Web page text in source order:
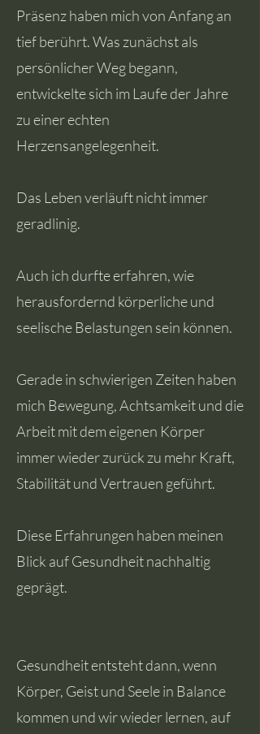
Präsenz haben mich von Anfang an
tief berührt. Was zunächst als
persönlicher Weg begann,
entwickelte sich im Laufe der Jahre
zu einer echten
Herzensangelegenheit.
Das Leben verläuft nicht immer
geradlinig.
Auch ich durfte erfahren, wie
herausfordernd körperliche und
seelische Belastungen sein können.
Gerade in schwierigen Zeiten haben
mich Bewegung, Achtsamkeit und die
Arbeit mit dem eigenen Körper
immer wieder zurück zu mehr Kraft,
Stabilität und Vertrauen geführt.
Diese Erfahrungen haben meinen
Blick auf Gesundheit nachhaltig
geprägt.
Gesundheit entsteht dann, wenn
Körper, Geist und Seele in Balance
kommen und wir wieder lernen, auf